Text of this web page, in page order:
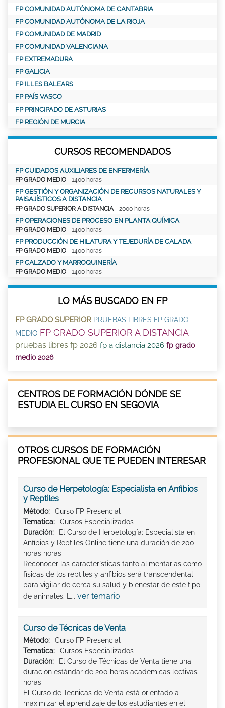
FP COMUNIDAD AUTÓNOMA DE CANTABRIA
FP COMUNIDAD AUTÓNOMA DE LA RIOJA
FP COMUNIDAD DE MADRID
FP COMUNIDAD VALENCIANA
FP EXTREMADURA
FP GALICIA
FP ILLES BALEARS
FP PAÍS VASCO
FP PRINCIPADO DE ASTURIAS
FP REGIÓN DE MURCIA
CURSOS RECOMENDADOS
FP CUIDADOS AUXILIARES DE ENFERMERÍA
FP GRADO MEDIO - 1400 horas
FP GESTIÓN Y ORGANIZACIÓN DE RECURSOS NATURALES Y
PAISAJÍSTICOS A DISTANCIA
FP GRADO SUPERIOR A DISTANCIA - 2000 horas
FP OPERACIONES DE PROCESO EN PLANTA QUÍMICA
FP GRADO MEDIO - 1400 horas
FP PRODUCCIÓN DE HILATURA Y TEJEDURÍA DE CALADA
FP GRADO MEDIO - 1400 horas
FP CALZADO Y MARROQUINERÍA
FP GRADO MEDIO - 1400 horas
LO MÁS BUSCADO EN FP
FP GRADO SUPERIOR PRUEBAS LIBRES FP GRADO
MEDIO FP GRADO SUPERIOR A DISTANCIA
pruebas libres fp 2026 fp a distancia 2026 fp grado
medio 2026
CENTROS DE FORMACIÓN DÓNDE SE
ESTUDIA EL CURSO EN SEGOVIA
OTROS CURSOS DE FORMACIÓN
PROFESIONAL QUE TE PUEDEN INTERESAR
Curso de Herpetología: Especialista en Anfibios
y Reptiles
Método:
Curso FP Presencial
Tematica:
Cursos Especializados
Duración:
El Curso de Herpetología: Especialista en
Anfibios y Reptiles Online tiene una duración de 200
horas horas
Reconocer las características tanto alimentarias como
físicas de los reptiles y anfibios será transcendental
para vigilar de cerca su salud y bienestar de este tipo
de animales. L... ver temario
Curso de Técnicas de Venta
Método:
Curso FP Presencial
Tematica:
Cursos Especializados
Duración:
El Curso de Técnicas de Venta tiene una
duración estándar de 200 horas académicas lectivas.
horas
El Curso de Técnicas de Venta está orientado a
maximizar el aprendizaje de los estudiantes en el